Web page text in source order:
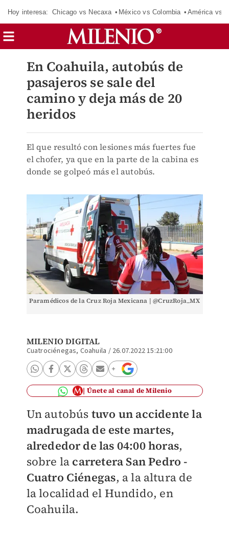
Hoy interesa: Chicago vs Necaxa México vs Colombia América vs
En Coahuila, autobús de
pasajeros se sale del
camino y deja más de 20
heridos
El que resultó con lesiones más fuertes fue
el chofer, ya que en la parte de la cabina es
donde se golpeó más el autobús.
Paramédicos de la Cruz Roja Mexicana | @CruzRoja_MX
MILENIO DIGITAL
Cuatrociénegas, Coahuila / 26.07.2022 15:21:00
Únete al canal de Milenio
Un autobús tuvo un accidente la
madrugada de este martes,
alrededor de las 04:00 horas,
sobre la carretera San Pedro -
Cuatro Ciénegas, a la altura de
la localidad el Hundido, en
Coahuila.